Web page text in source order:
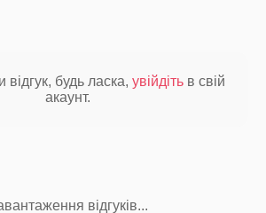
будь ласка, увійдіть в свій
акаунт.
відгуків...